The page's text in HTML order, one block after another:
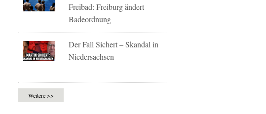
Freibad: Freiburg ändert
Badeordnung
Der Fall Sichert – Skandal in
Niedersachsen
Weitere >>